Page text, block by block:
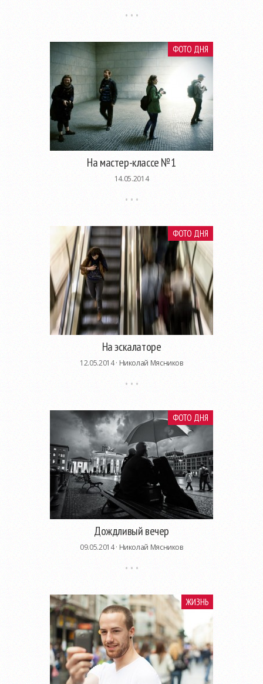
ФОТО ДНЯ
На мастер-классе №1
14.05.2014
ФОТО ДНЯ
На эскалаторе
12.05.2014 · Николай Мясников
ФОТО ДНЯ
Дождливый вечер
09.05.2014 · Николай Мясников
ЖИЗНЬ